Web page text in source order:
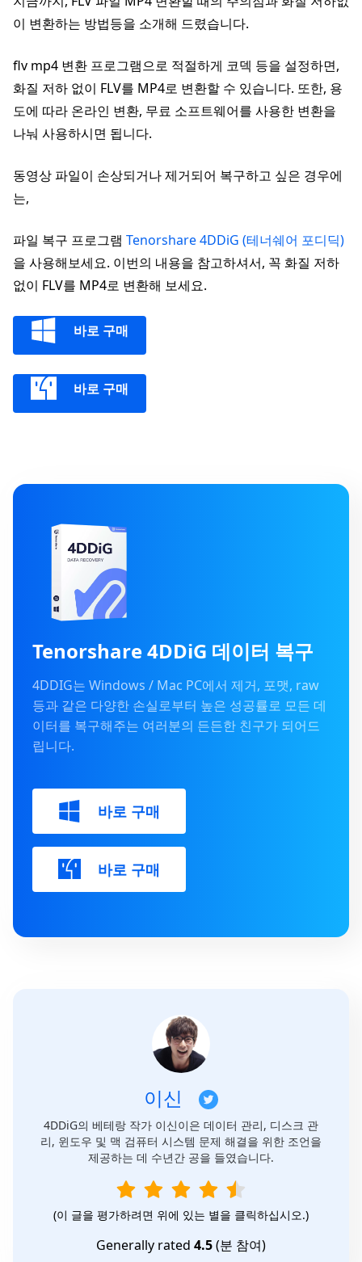
이 변환하는 방법등을 소개해 드렸습니다.
flv mp4 변환 프로그램으로 적절하게 코덱 등을 설정하면,
화질 저하 없이 FLV를 MP4로 변환할 수 있습니다. 또한, 용
도에 따라 온라인 변환, 무료 소프트웨어를 사용한 변환을
나눠 사용하시면 됩니다.
동영상 파일이 손상되거나 제거되어 복구하고 싶은 경우에
는,
파일 복구 프로그램 Tenorshare 4DDiG (테너쉐어 포디딕)
을 사용해보세요. 이번의 내용을 참고하셔서, 꼭 화질 저하
없이 FLV를 MP4로 변환해 보세요.
바로 구매
바로 구매
Tenorshare 4DDiG 데이터 복구
4DDIG는 Windows / Mac PC에서 제거, 포맷, raw
등과 같은 다양한 손실로부터 높은 성공률로 모든 데
이터를 복구해주는 여러분의 든든한 친구가 되어드
립니다.
바로 구매
바로 구매
이신
4DDiG의 베테랑 작가 이신이은 데이터 관리, 디스크 관
리, 윈도우 및 맥 검퓨터 시스템 문제 해결을 위한 조언을
제공하는 데 수년간 공을 들였습니다.
(이 글을 평가하려면 위에 있는 별을 클릭하십시오.)
Generally rated 4.5(분 참여)